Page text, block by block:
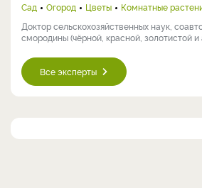
Сад Огород Цветы Комнатные
Доктор сельскохозяйственных наук,
смородины (чёрной, красной, золотистой и
Все эксперты